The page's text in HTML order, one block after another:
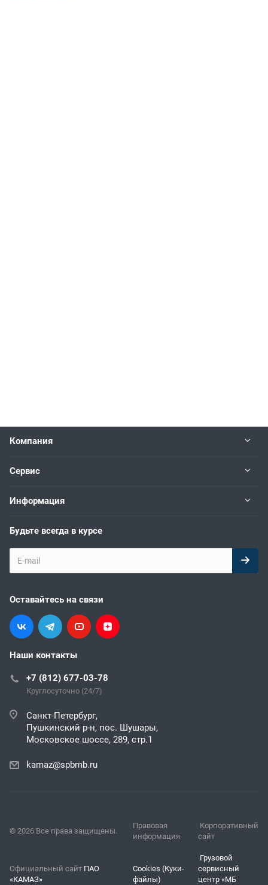
Компания
Сервис
Информация
Будьте всегда в курсе
Оставайтесь на связи
Наши контакты
+7 (812) 677-03-78
Круглосуточно (24/7)
Санкт-Петербург,
Пушкинский р-н, пос. Шушары,
Московское шоссе, 289, стр.1
kamaz@spbmb.ru
© 2026 Все права защищены.
Правовая
информация
Корпоративный
сайт
Официальный сайт ПАО
«КАМАЗ»
Cookies (Куки-
файлы)
Грузовой
сервисный
центр «МБ